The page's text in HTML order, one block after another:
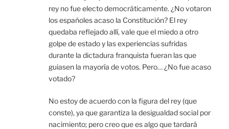
rey no fue electo democráticamente. ¿No votaron
los españoles acaso la Constitución? El rey
quedaba reflejado allí, vale que el miedo a otro
golpe de estado y las experiencias sufridas
durante la dictadura franquista fueran las que
guiasen la mayoría de votos. Pero… ¿No fue acaso
votado?
No estoy de acuerdo con la figura del rey (que
conste), ya que garantiza la desigualdad social por
nacimiento; pero creo que es algo que tardará